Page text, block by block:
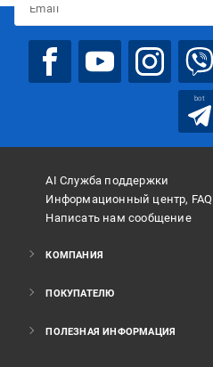
bot
AI Служба поддержки
Информационный центр, FAQ
Написать нам сообщение
КОМПАНИЯ
ПОКУПАТЕЛЮ
ПОЛЕЗНАЯ ИНФОРМАЦИЯ